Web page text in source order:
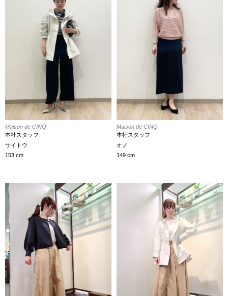
Maison de CINQ
本社スタッフ
サイトウ
153 cm
Maison de CINQ
本社スタッフ
オノ
149 cm